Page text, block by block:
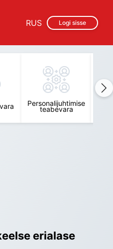
Logi sisse
RUS
Personalijuhtimise
teabevara
erialase